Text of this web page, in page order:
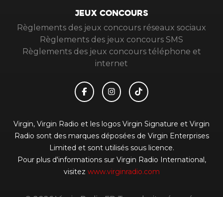
JEUX CONCOURS
Règlements des jeux concours réseaux sociaux
Règlements des jeux concours SMS
Règlements des jeux concours téléphone et
internet
Virgin, Virgin Radio et les logos Virgin Signature et Virgin
Radio sont des marques déposées de Virgin Enterprises
Limited et sont utilisés sous licence.
Pour plus d'informations sur Virgin Radio International,
visitez www.virginradio.com